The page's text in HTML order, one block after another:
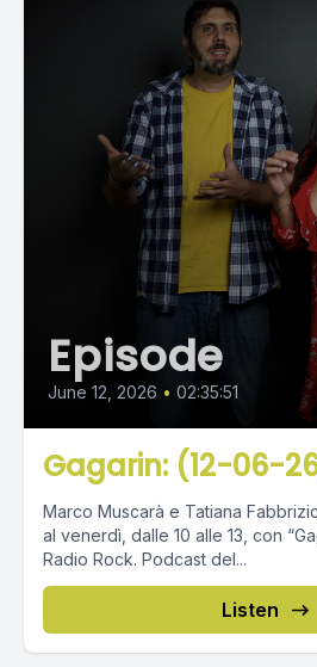
Episode
June 12, 2026 • 02:35:51
Gagarin: (12-06-
Marco Muscarà e Tatiana
al venerdì, dalle 10 alle 13, con
Radio Rock. Podcast del...
Listen